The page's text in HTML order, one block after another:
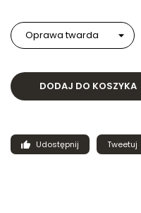
DODAJ DO KOSZYKA
Udostępnij Tweetuj